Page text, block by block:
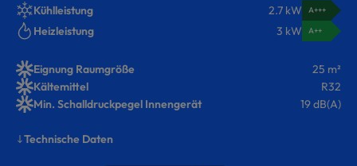
Kühlleistung 2.7 kW A+++
Heizleistung 3 kW A++
Eignung Raumgröße
25 m²
Kältemittel
R32
Min. Schalldruckpegel Innengerät
19 dB(A)
Technische Daten